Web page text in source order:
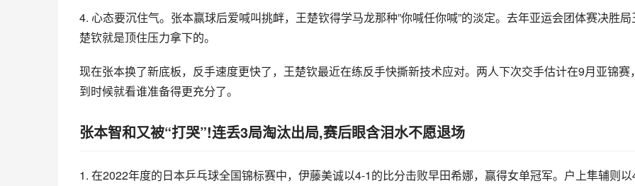
4. 心态要沉住气。张本赢球后爱喊叫挑衅，王楚钦得学马龙那种”你喊任你喊”的淡定。去年亚运会团体赛决胜局
楚钦就是顶住压力拿下的。
现在张本换了新底板，反手速度更快了，王楚钦最近在练反手快撕新技术应对。两人下次交手估计在9月亚锦赛，
到时候就看谁准备得更充分了。
张本智和又被“打哭”!连丢3局淘汰出局,赛后眼含泪水不愿退场
1. 在2022年度的日本乒乓球全国锦标赛中，伊藤美诚以4-1的比分击败早田希娜，赢得女单冠军。户上隼辅则以